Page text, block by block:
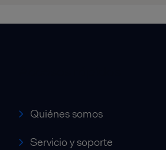
Quiénes somos
Servicio y soporte